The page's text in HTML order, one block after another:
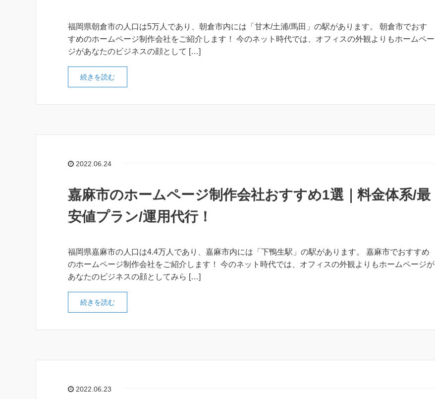
福岡県朝倉市の人口は5万人であり、朝倉市内には「甘木/土浦/馬田」の駅があります。 朝倉市でおす
すめのホームページ制作会社をご紹介します！ 今のネット時代では、オフィスの外観よりもホームペー
ジがあなたのビジネスの顔として […]
続きを読む
2022.06.24
嘉麻市のホームページ制作会社おすすめ1選｜料金体系/最
安値プラン/運用代行！
福岡県嘉麻市の人口は4.4万人であり、嘉麻市内には「下鴨生駅」の駅があります。 嘉麻市でおすすめ
のホームページ制作会社をご紹介します！ 今のネット時代では、オフィスの外観よりもホームページが
あなたのビジネスの顔としてみら […]
続きを読む
2022.06.23